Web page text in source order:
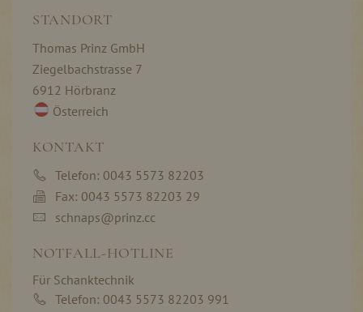
STANDORT
Thomas Prinz GmbH
Ziegelbachstrasse 7
6912 Hörbranz
Österreich
KONTAKT
Telefon: 0043 5573 82203
Fax: 0043 5573 82203 29
schnaps@prinz.cc
NOTFALL-HOTLINE
Für Schanktechnik
Telefon: 0043 5573 82203 991